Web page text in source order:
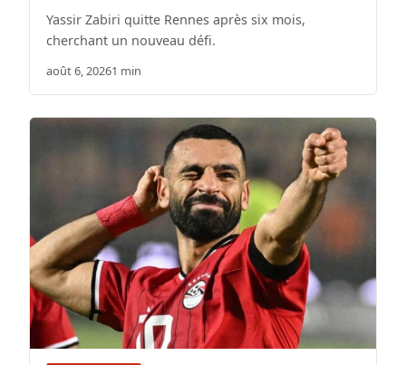
Yassir Zabiri quitte Rennes après six mois,
cherchant un nouveau défi.
août 6, 20261 min